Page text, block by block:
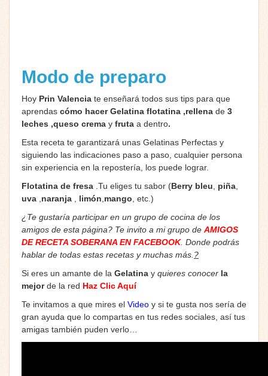
Modo de preparo
Hoy Prin Valencia te enseñará todos sus tips para que
aprendas cómo hacer Gelatina flotatina ,rellena de 3
leches ,queso crema y fruta a dentro.
Esta receta te garantizará unas Gelatinas Perfectas y
siguiendo las indicaciones paso a paso, cualquier persona
sin experiencia en la repostería, los puede lograr.
Flotatina de fresa .Tu eliges tu sabor (Berry bleu piña
uva naranja limón mango , etc.)
¿Te gustaría participar en un grupo de cocina de los
amigos de esta página? Te invito a mi grupo de AMIGOS
DE RECETA SOBERANA EN FACEBOOK. Donde podrás
hablar de todas estas recetas y muchas más. ?
Si eres un amante de la Gelatina y quieres conocer la
mejorde la red Haz Clic Aquí
Te invitamos a que mires el Video y si te gusta nos sería de
gran ayuda que lo compartas en tus redes sociales, así tus
amigas también puden verlo…